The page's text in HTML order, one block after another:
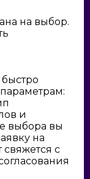
на выбор.
и
выбора вы
на
с